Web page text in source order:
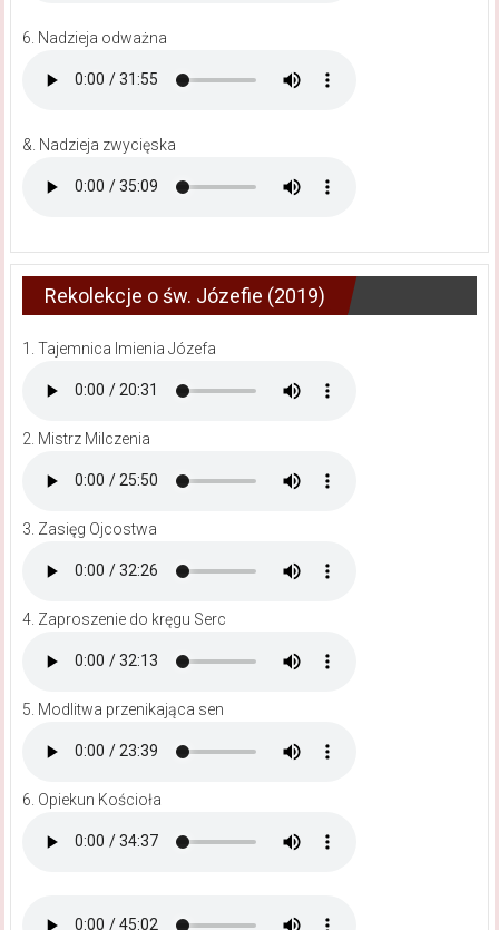
6. Nadzieja odważna
&. Nadzieja zwycięska
Rekolekcje o św. Józefie (2019)
1. Tajemnica Imienia Józefa
2. Mistrz Milczenia
3. Zasięg Ojcostwa
4. Zaproszenie do kręgu Serc
5. Modlitwa przenikająca sen
6. Opiekun Kościoła